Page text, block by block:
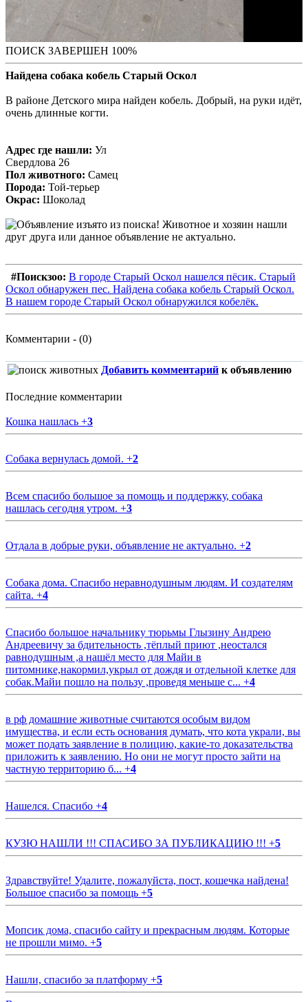
ПОИСК ЗАВЕРШЕН 100%
Найдена собака кобель Старый Оскол
В районе Детского мира найден кобель. Добрый, на руки идёт,
очень длинные когти.
Адрес где нашли: Ул
Свердлова 26
Пол животного: Самец
Порода: Той-терьер
Окрас: Шоколад
#Поискзоо: В городе Старый Оскол нашелся пёсик. Старый
Оскол обнаружен пес. Найдена собака кобель Старый Оскол.
В нашем городе Старый Оскол обнаружился кобелёк.
Комментарии - (0)
Добавить комментарий к объявлению
Последние комментарии
Кошка нашлась +3
Собака вернулась домой. +2
Всем спасибо большое за помощь и поддержку, собака
нашлась сегодня утром. +3
Отдала в добрые руки, объявление не актуально. +2
Собака дома. Спасибо неравнодушным людям. И создателям
сайта. +4
Спасибо большое начальнику тюрьмы Глызину Андрею
Андреевичу за бдительность ,тёплый приют ,неостался
равнодушным ,а нашёл место для Майи в
питомнике,накормил,укрыл от дождя и отдельной клетке для
собак.Майи пошло на пользу ,проведя меньше с... +4
в рф домашние животные считаются особым видом
имущества, и если есть основания думать, что кота украли, вы
может подать заявление в полицию, какие-то доказательства
приложить к заявлению. Но они не могут просто зайти на
частную территорию б... +4
Нашелся. Спасибо +4
КУЗЮ НАШЛИ !!! СПАСИБО ЗА ПУБЛИКАЦИЮ !!! +5
Здравствуйте! Удалите, пожалуйста, пост, кошечка найдена!
Большое спасибо за помощь +5
Мопсик дома, спасибо сайту и прекрасным людям. Которые
не прошли мимо. +5
Нашли, спасибо за платформу +5